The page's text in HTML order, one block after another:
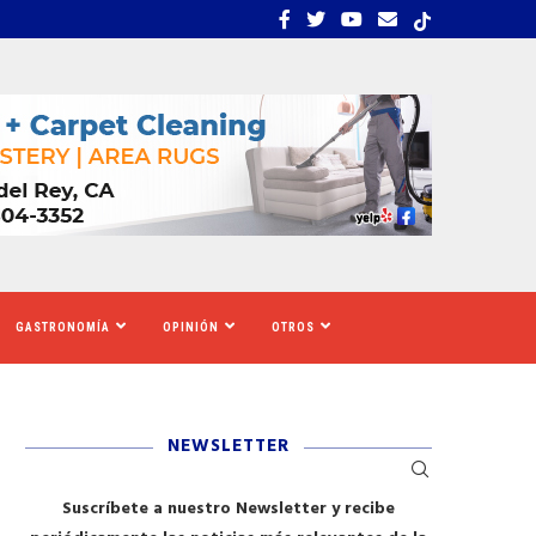
CALIFORNIA AUMENTARÁ EL SALARIO MÍNIMO​REDADAS DE ICE
GASTRONOMÍA OPINIÓN OTROS
NEWSLETTER
Suscríbete a nuestro Newsletter y recibe